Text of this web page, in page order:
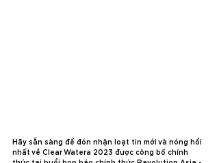
Hãy sẵn sàng để đón nhận loạt tin mới và nóng hổi
nhất về Clear Watera 2023 được công bố chính